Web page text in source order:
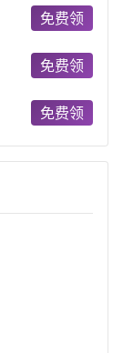
式
免费领
免费领
免费领